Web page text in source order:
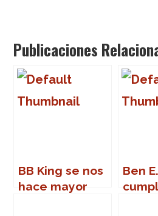
Publicaciones
BB King se nos
hace mayor
Ben